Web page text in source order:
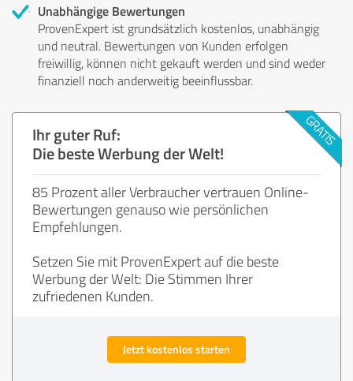
Unabhängige Bewertungen
ProvenExpert ist grundsätzlich kostenlos, unabhängig
und neutral. Bewertungen von Kunden erfolgen
freiwillig, können nicht gekauft werden und sind weder
finanziell noch anderweitig beeinflussbar.
Ihr guter Ruf:
Die beste Werbung der Welt!
85 Prozent aller Verbraucher vertrauen Online-
Bewertungen genauso wie persönlichen
Empfehlungen.
Setzen Sie mit ProvenExpert auf die beste
Werbung der Welt: Die Stimmen Ihrer
zufriedenen Kunden.
Jetzt kostenlos starten